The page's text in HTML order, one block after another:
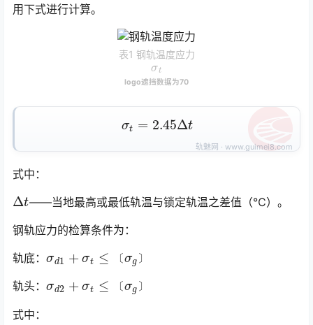
用下式进行计算。
表1 钢轨温度应力
σt
logo遮挡数据为70
σt=2.45Δt
式中：
Δ t ——当地最高或最低轨温与锁定轨温之差值（℃）。
钢轨应力的检算条件为：
轨底：
〔 〕
〔 σ 〕
轨头： 〔 〕
〔 σ 〕
式中：